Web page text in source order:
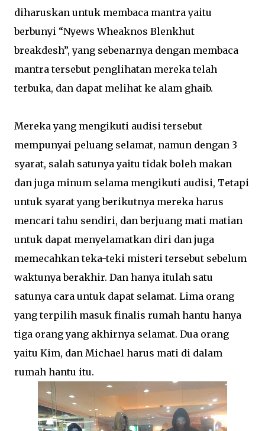
diharuskan untuk membaca mantra yaitu
berbunyi “Nyews Wheaknos Blenkhut
breakdesh”, yang sebenarnya dengan membaca
mantra tersebut penglihatan mereka telah
terbuka, dan dapat melihat ke alam ghaib.
Mereka yang mengikuti audisi tersebut
mempunyai peluang selamat, namun dengan 3
syarat, salah satunya yaitu tidak boleh makan
dan juga minum selama mengikuti audisi, Tetapi
untuk syarat yang berikutnya mereka harus
mencari tahu sendiri, dan berjuang mati matian
untuk dapat menyelamatkan diri dan juga
memecahkan teka-teki misteri tersebut sebelum
waktunya berakhir. Dan hanya itulah satu
satunya cara untuk dapat selamat. Lima orang
yang terpilih masuk finalis rumah hantu hanya
tiga orang yang akhirnya selamat. Dua orang
yaitu Kim, dan Michael harus mati di dalam
rumah hantu itu.